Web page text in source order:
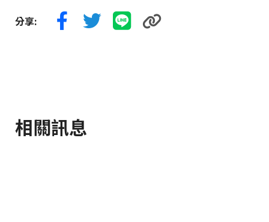
分享:
相關訊息